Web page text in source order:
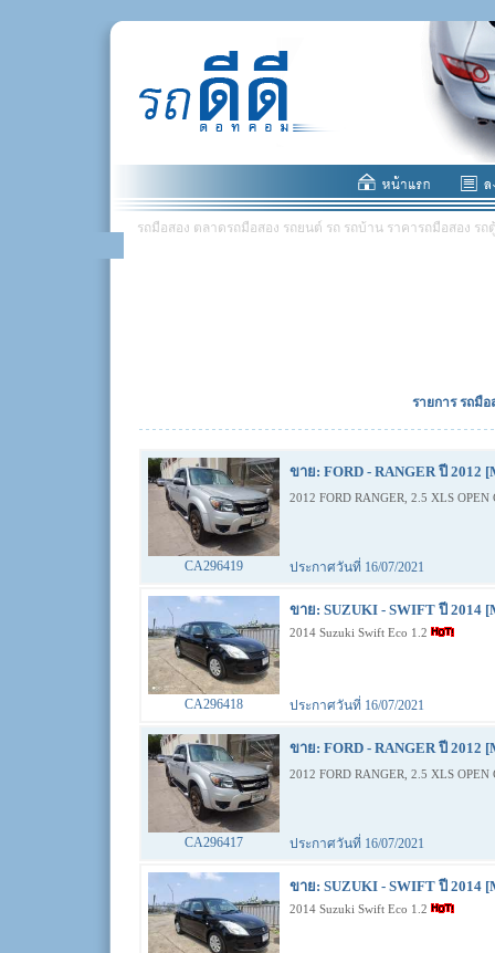
รถมือสอง ตลาดรถมือสอง รถยนต์ รถ รถบ้าน ราคารถมือสอง รถ
รายการ รถมื
ขาย: FORD - RANGER ปี 2012
2012 FORD RANGER, 2.5 XLS
CA296419 ประกาศวันที่ 16/07/2021
ขาย: SUZUKI - SWIFT ปี 2014
2014 Suzuki Swift Eco 1.2
CA296418 ประกาศวันที่ 16/07/2021
ขาย: FORD - RANGER ปี 2012
2012 FORD RANGER, 2.5 XLS
CA296417 ประกาศวันที่ 16/07/2021
ขาย: SUZUKI - SWIFT ปี 2014
2014 Suzuki Swift Eco 1.2